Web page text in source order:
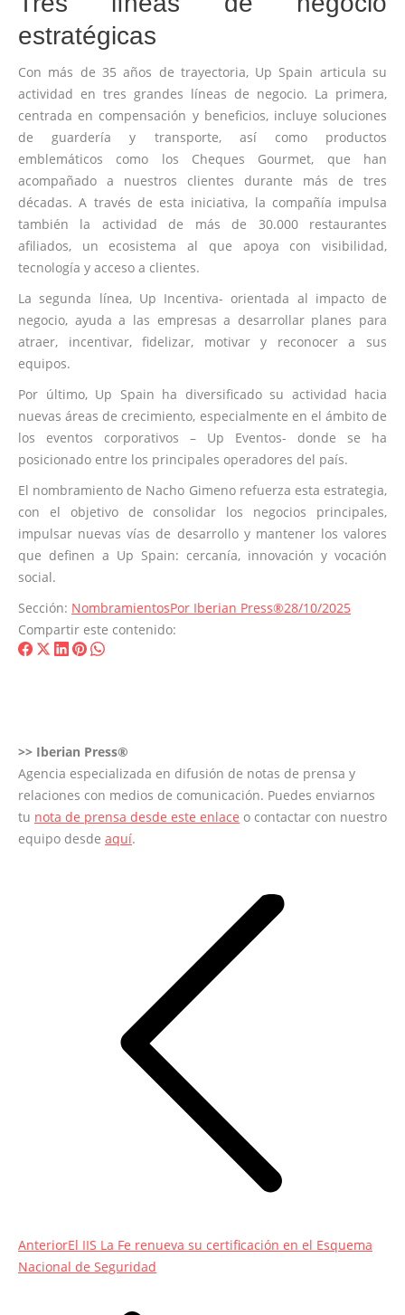
estratégicas
Con más de 35 años de trayectoria, Up Spain articula su
actividad en tres grandes líneas de negocio. La primera,
centrada en compensación y beneficios, incluye soluciones
de guardería y transporte, así como productos
emblemáticos como los Cheques Gourmet, que han
acompañado a nuestros clientes durante más de tres
décadas. A través de esta iniciativa, la compañía impulsa
también la actividad de más de 30.000 restaurantes
afiliados, un ecosistema al que apoya con visibilidad,
tecnología y acceso a clientes.
La segunda línea, Up Incentiva- orientada al impacto de
negocio, ayuda a las empresas a desarrollar planes para
atraer, incentivar, fidelizar, motivar y reconocer a sus
equipos.
Por último, Up Spain ha diversificado su actividad hacia
nuevas áreas de crecimiento, especialmente en el ámbito de
los eventos corporativos – Up Eventos- donde se ha
posicionado entre los principales operadores del país.
El nombramiento de Nacho Gimeno refuerza esta estrategia,
con el objetivo de consolidar los negocios principales,
impulsar nuevas vías de desarrollo y mantener los valores
que definen a Up Spain: cercanía, innovación y vocación
social.
Sección: NombramientosPor Iberian Press®28/10/2025
Compartir este contenido:
ShareShareShare
ShareShare
>> Iberian Press®
Agencia especializada en difusión de notas de prensa y
relaciones con medios de comunicación. Puedes enviarnos
tu nota de prensa desde este enlace o contactar con nuestro
equipo desde aquí.
AnteriorEntrada
anterior:
El IIS La Fe renueva su certificación en el Esquema
Nacional de Seguridad